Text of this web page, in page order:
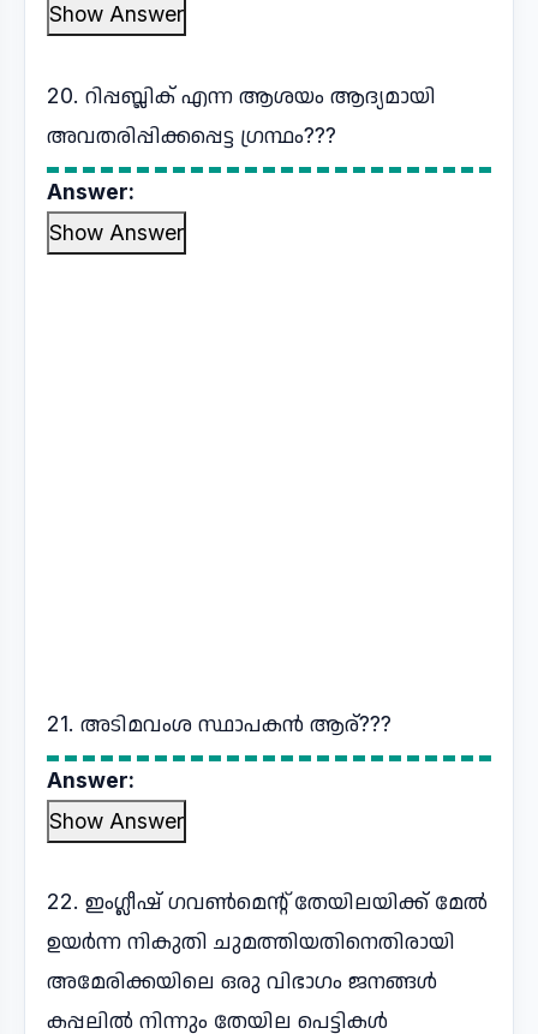
Show Answer
20. റിപ്പബ്ലിക് എന്ന ആശയം ആദ്യമായി
അവതരിപ്പിക്കപ്പെട്ട ഗ്രന്ഥം???
Answer:
Show Answer
21. അടിമവംശ സ്ഥാപകൻ ആര്???
Answer:
Show Answer
22. ഇംഗ്ലീഷ് ഗവൺമെന്റ് തേയിലയിക്ക് മേൽ
ഉയർന്ന നികുതി ചുമത്തിയതിനെതിരായി
അമേരിക്കയിലെ ഒരു വിഭാഗം ജനങ്ങൾ
കപ്പലിൽ നിന്നും തേയില പെട്ടികൾ